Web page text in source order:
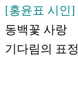
[홍윤표 시인]
동백꽃 사랑
기다림의 표정